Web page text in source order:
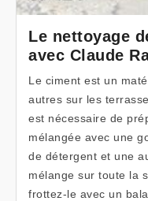
Le nettoyage
avec Claude
Le ciment est un
autres sur les
est nécessaire de
mélangée avec une
de détergent et une
mélange sur toute la
frottez-le avec un